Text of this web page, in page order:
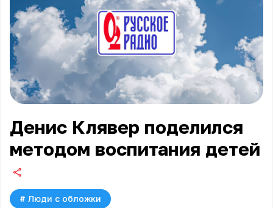
Денис Клявер поделился
методом воспитания детей
# Люди с обложки